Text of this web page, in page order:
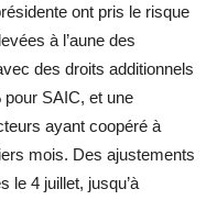
ont pris le risque
à l’aune des
des droits additionnels
pour SAIC, et une
ayant coopéré à
mois. Des ajustements
le 4 juillet, jusqu’à